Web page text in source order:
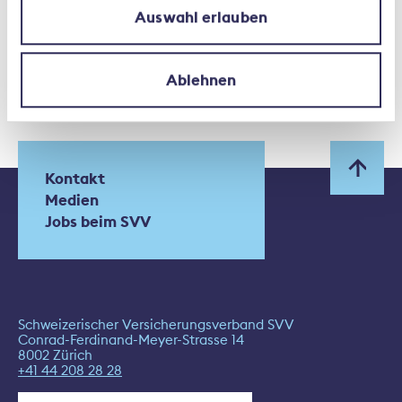
Auswahl erlauben
Ablehnen
Kontakt
Medien
Jobs beim SVV
Schweizerischer Versicherungsverband SVV
Conrad-Ferdinand-Meyer-Strasse 14
8002 Zürich
+41 44 208 28 28